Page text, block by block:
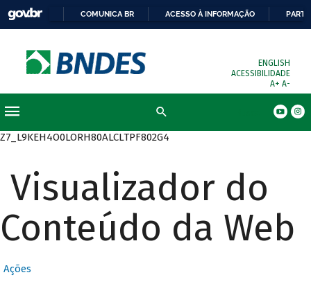
COMUNICA BR ACESSO À INFORMAÇÃO
ENGLISH
ACESSIBILIDADE
A+ A-
Z7_L9KEH4O0LORH80ALCLTPF802G4
Visualizador do
Conteúdo da Web
Ações